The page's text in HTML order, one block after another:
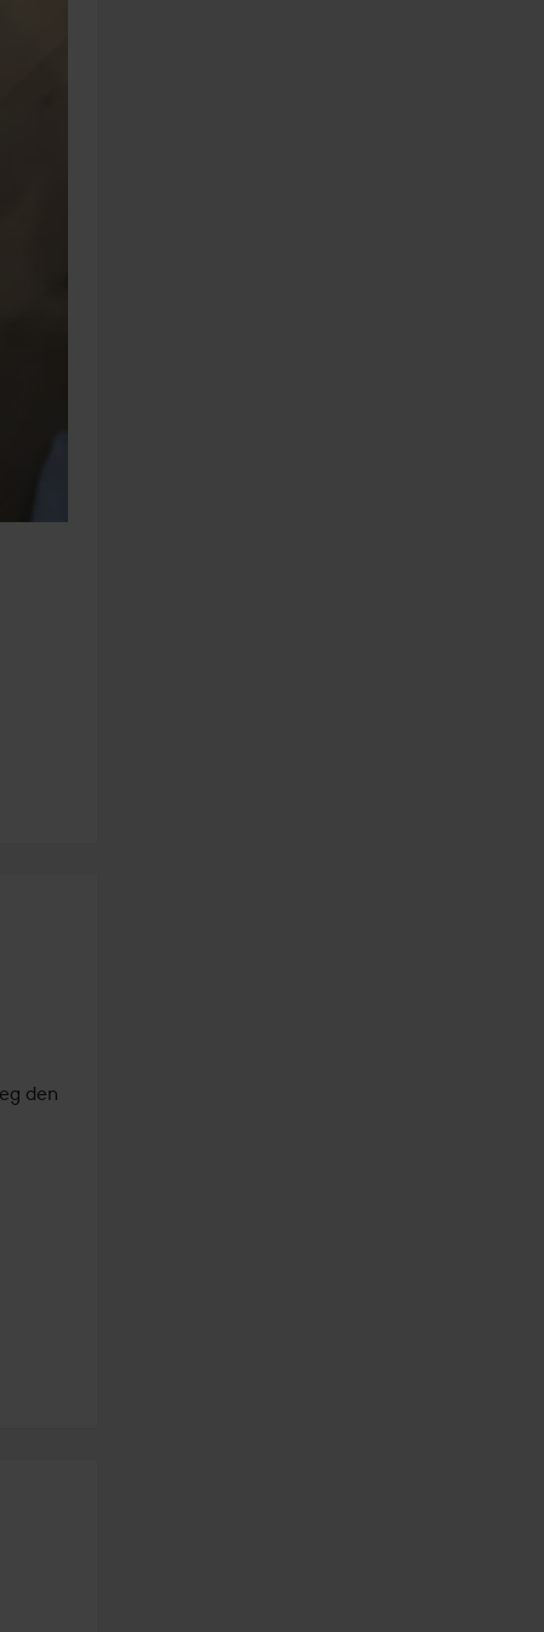
den